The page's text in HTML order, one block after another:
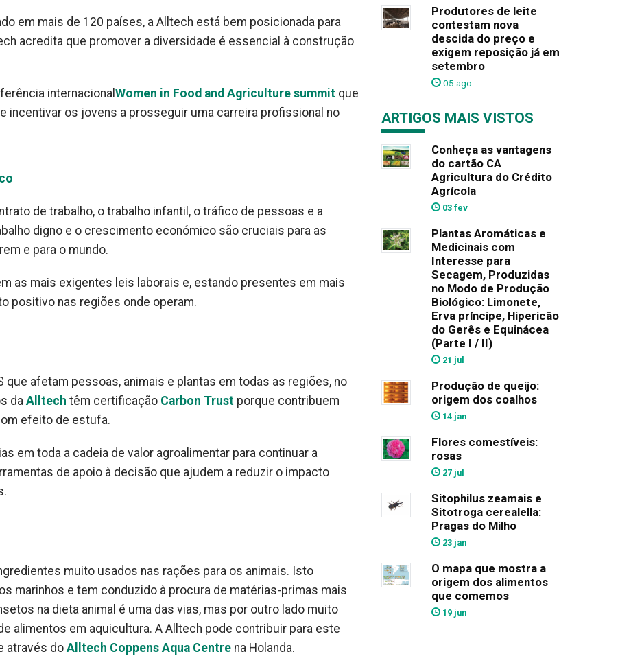
em mais de 120 países, a Alltech está bem posicionada para
acredita que promover a diversidade é essencial à construção
internacional Women in Food and Agriculture summit que
incentivar os jovens a prosseguir uma carreira profissional no
de trabalho, o trabalho infantil, o tráfico de pessoas e a
digno e o crescimento económico são cruciais para as
e para o mundo.
as mais exigentes leis laborais e, estando presentes em mais
positivo nas regiões onde operam.
afetam pessoas, animais e plantas em todas as regiões, no
da Alltech têm certificação Carbon Trust porque contribuem
efeito de estufa.
em toda a cadeia de valor agroalimentar para continuar a
de apoio à decisão que ajudem a reduzir o impacto
muito usados nas rações para os animais. Isto
marinhos e tem conduzido à procura de matérias-primas mais
na dieta animal é uma das vias, mas por outro lado muito
alimentos em aquicultura. A Alltech pode contribuir para este
através do Alltech Coppens Aqua Centre na Holanda.
Produtores de leite
contestam nova
descida do preço e
exigem reposição já em
setembro
05 ago
ARTIGOS MAIS VISTOS
Conheça as vantagens
do cartão CA
Agricultura do Crédito
Agrícola
03 fev
Plantas Aromáticas e
Medicinais com
Interesse para
Secagem, Produzidas
no Modo de Produção
Biológico: Limonete,
Erva príncipe, Hipericão
do Gerês e Equinácea
(Parte I / II)
21 jul
Produção de queijo:
origem dos coalhos
14 jan
Flores comestíveis:
rosas
27 jul
Sitophilus zeamais e
Sitotroga cerealella:
Pragas do Milho
23 jan
O mapa que mostra a
origem dos alimentos
que comemos
19 jun